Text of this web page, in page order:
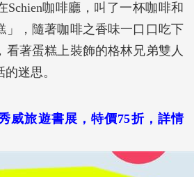
Schien咖啡廳，叫了一杯咖啡和
」，隨著咖啡之香味一口口吃下
看著蛋糕上裝飾的格林兄弟雙人
迷思。
秀威旅遊書展，特價75折，詳情